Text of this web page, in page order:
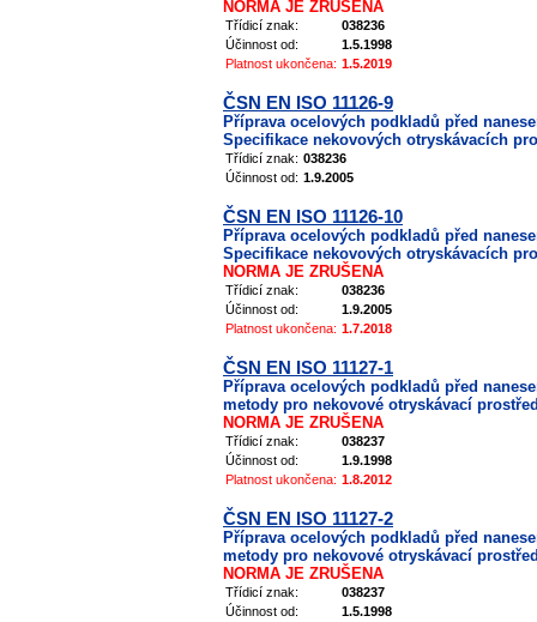
NORMA JE ZRUŠENA
Třídicí znak:
038236
Účinnost od:
1.5.1998
Platnost ukončena: 1.5.2019
ČSN EN ISO 11126-9
Příprava ocelových podkladů před
Specifikace nekovových otryskávacích
Třídicí znak: 038236
Účinnost od: 1.9.2005
ČSN EN ISO 11126-10
Příprava ocelových podkladů před
Specifikace nekovových otryskávacích
NORMA JE ZRUŠENA
Třídicí znak:
038236
Účinnost od:
1.9.2005
Platnost ukončena: 1.7.2018
ČSN EN ISO 11127-1
Příprava ocelových podkladů před
metody pro nekovové otryskávací
NORMA JE ZRUŠENA
Třídicí znak:
038237
Účinnost od:
1.9.1998
Platnost ukončena: 1.8.2012
ČSN EN ISO 11127-2
Příprava ocelových podkladů před
metody pro nekovové otryskávací
NORMA JE ZRUŠENA
Třídicí znak:
038237
Účinnost od:
1.5.1998